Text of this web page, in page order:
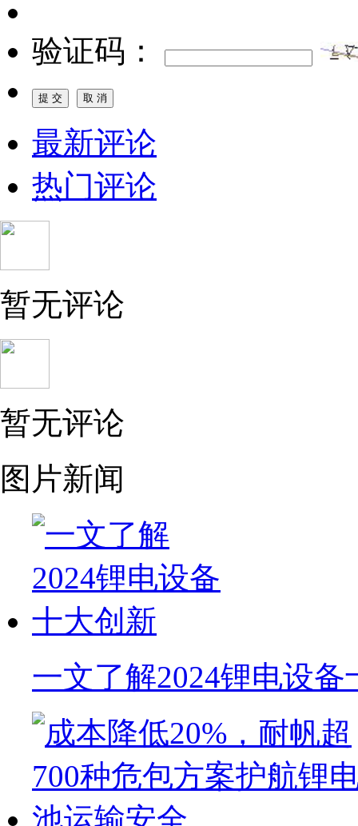
验证码：
最新评论
热门评论
暂无评论
暂无评论
图片新闻
一文了解2024锂电设备